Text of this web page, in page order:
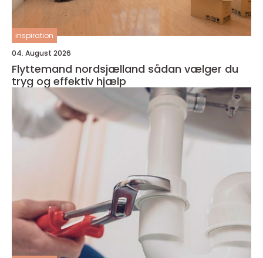
inspiration
04. August 2026
Flyttemand nordsjælland sådan vælger du
tryg og effektiv hjælp